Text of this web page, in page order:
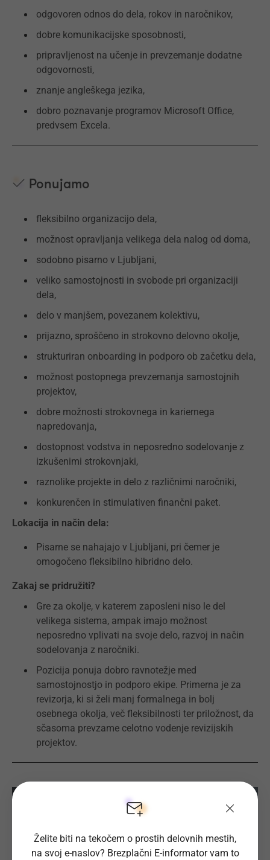
odgovoren odnos do dela, rokov in naročnikov,
dobre komunikacijske sposobnosti,
pripravljenost na učenje in prevzemanje dodatne
odgovornosti,
znanje angleškega jezika,
dobro poznavanje programov Microsoft Office,
predvsem Excela.
Ponujamo
fleksibilno organizacijo dela,
možnost opravljanja velikega dela nalog od doma,
sodobno pisarno v Ljubljani,
veliko samostojnosti in svobode pri organizaciji
dela,
delo v manjšem, povezanem kolektivu,
prijazno, sproščeno in strokovno delovno okolje,
strukturiran onboarding in podporo ob začetku dela,
možnost postopnega prevzemanja samostojnih
projektov,
dobre možnosti strokovnega in kariernega
napredovanja,
dostopnost vodstva in neposredno sodelovanje z
izkušenimi strokovnjaki,
raznolike projekte in delo z različnimi naročniki,
konkurenčen in stimulativen finančni paket.
Lokacija in način dela:
Pisarne se nahajajo v Ljubljani, pri čemer je
omogočeno fleksibilno hibridno delo.
Zakaj se pridružiti?
Gre za okolje, v katerem zaposleni niso le del
velikega sistema, ampak imajo možnost
neposredno vplivati na svoje delo, razvoj in način
sodelovanja z naročniki.
Pozicija ponuja dobro ravnotežje med
samostojnostjo in podporo ekipe. Primerna je za
revizorja, ki si želi manj formalnega in bolj
osebnega okolja, več fleksibilnosti ter priložnost, da
sčasoma prevzame celotno vodenje revizijskih
projektov.
Želite biti na tekočem o prostih delovnih mestih,
na svoj e-naslov? Brezplačni E-informator vam to